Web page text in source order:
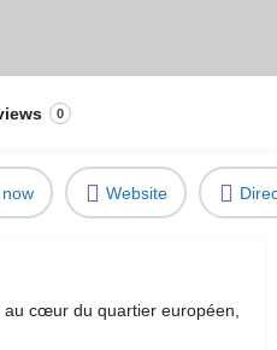
0
Website
au cœur du quartier européen,